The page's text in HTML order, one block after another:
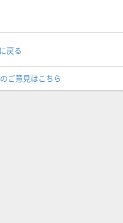
戻る
ご意見はこちら